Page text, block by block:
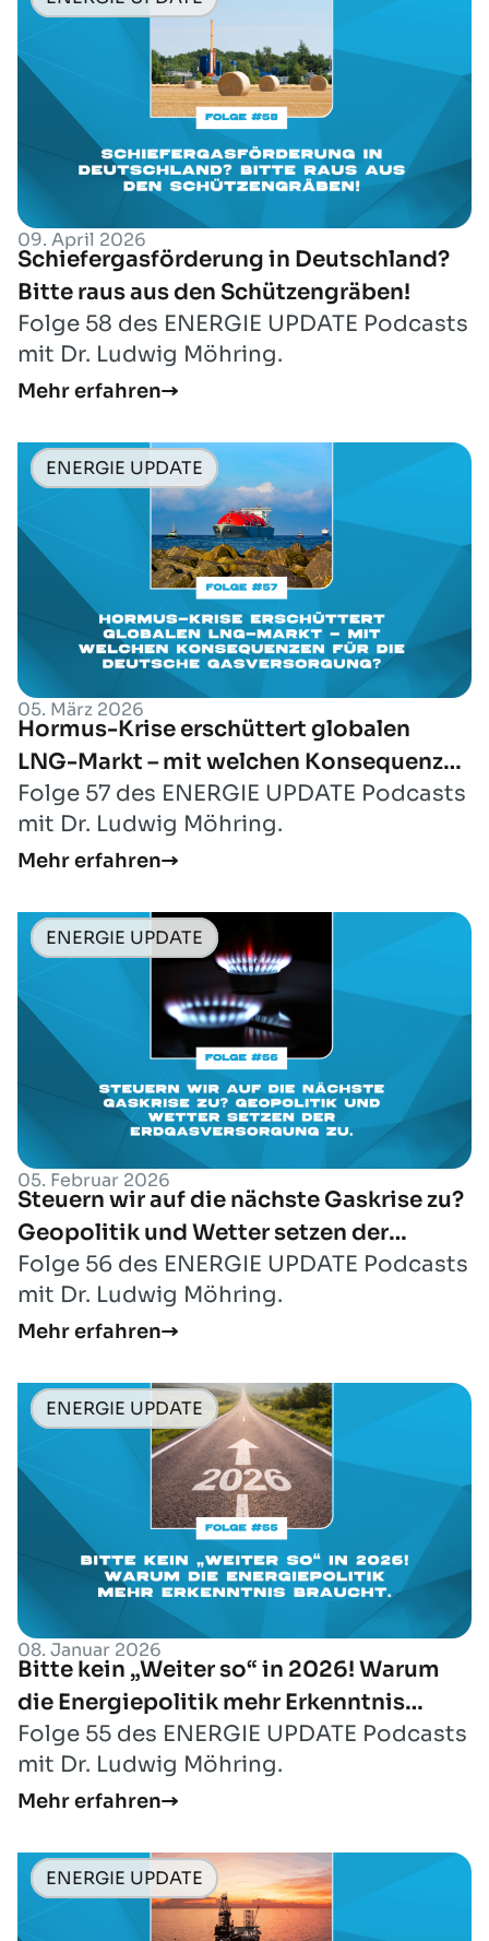
09. April 2026
Schiefergasförderung in Deutschland?
Bitte raus aus den Schützengräben!
Folge 58 des ENERGIE UPDATE Podcasts
mit Dr. Ludwig Möhring.
Mehr erfahren
ENERGIE UPDATE
05. März 2026
Hormus-Krise erschüttert globalen
LNG-Markt – mit welchen Konsequenzen
für die deutsche Gasversorgung?
Folge 57 des ENERGIE UPDATE Podcasts
mit Dr. Ludwig Möhring.
Mehr erfahren
ENERGIE UPDATE
05. Februar 2026
Steuern wir auf die nächste Gaskrise zu?
Geopolitik und Wetter setzen der
Erdgasversorgung zu.
Folge 56 des ENERGIE UPDATE Podcasts
mit Dr. Ludwig Möhring.
Mehr erfahren
ENERGIE UPDATE
08. Januar 2026
Bitte kein „Weiter so“ in 2026! Warum
die Energiepolitik mehr Erkenntnis
braucht.
Folge 55 des ENERGIE UPDATE Podcasts
mit Dr. Ludwig Möhring.
Mehr erfahren
ENERGIE UPDATE